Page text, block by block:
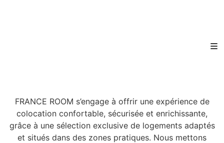
FRANCE ROOM s’engage à offrir une expérience de
colocation confortable, sécurisée et enrichissante,
grâce à une sélection exclusive de logements adaptés
et situés dans des zones pratiques. Nous mettons